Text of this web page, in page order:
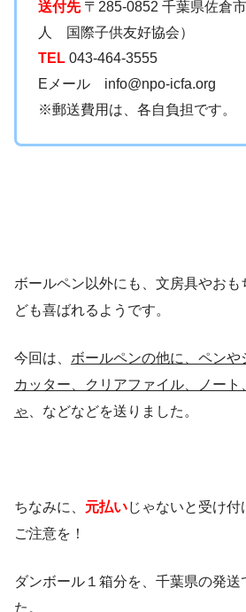
送付先〒285-0852 千葉県佐倉
人 国際子供友好協会）
TEL 043-464-3555
Eメール info@npo-icfa.org
※郵送費用は、各自負担です。
ボールペン以外にも、文房具やお
ども喜ばれるようです。
今回は、 ボールペンの他に、ペンや
カッター、クリアファイル、ノート
ゃ
、などなどを送りました。
ちなみに、 元払いじゃないと受け
ご注意を！
ダンボール１箱分を、千葉県の発送
た。